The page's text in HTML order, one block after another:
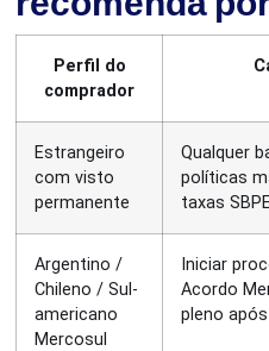
Perfil do
comprador
Estrangeiro
com visto
permanente
Qualquer
políticas
taxas
Argentino /
Chileno / Sul-
americano
Mercosul
Iniciar
Acordo
pleno